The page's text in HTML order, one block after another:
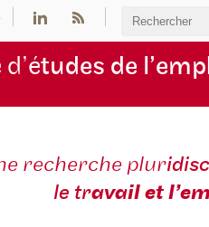
tudes de l’emp
recherche plur
le travail et